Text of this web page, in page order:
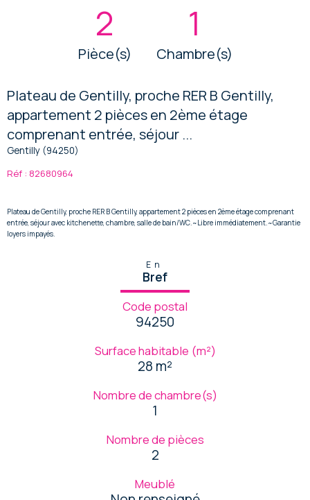
2
Pièce(s)
1
Chambre(s)
Plateau de Gentilly, proche RER B Gentilly,
appartement 2 pièces en 2ème étage
comprenant entrée, séjour ...
Gentilly (94250)
Réf : 82680964
Plateau de Gentilly, proche RER B Gentilly, appartement 2 pièces en 2ème étage comprenant
entrée, séjour avec kitchenette, chambre, salle de bain/WC.~Libre immédiatement.~Garantie
loyers impayés.
En
Bref
Code postal
94250
Surface habitable (m²)
28 m²
Nombre de chambre(s)
1
Nombre de pièces
2
Meublé